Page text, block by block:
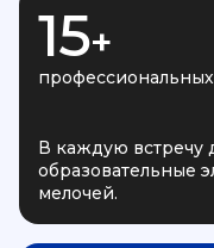
15+
В каждую встречу
образовательные
мелочей.